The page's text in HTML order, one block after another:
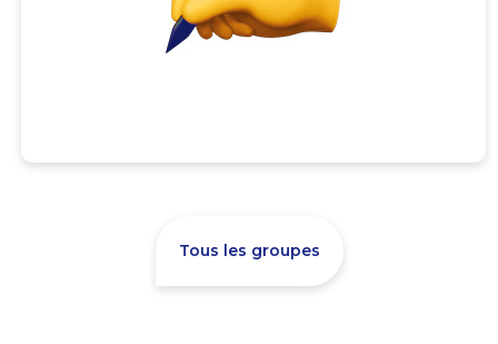
Tous les groupes